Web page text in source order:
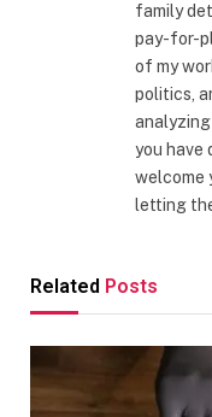
family
pay-for-
of my
politics,
you have
welcome
letting
Related Posts